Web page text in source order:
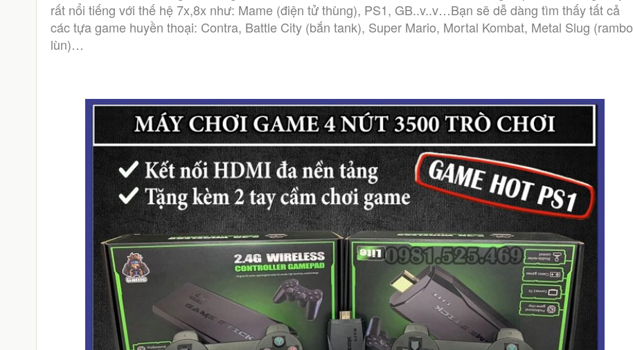
rất nổi tiếng với thế hệ 7x,8x như: Mame (điện tử thùng), PS1, GB..v..v…Bạn sẽ dễ dàng tìm thấy tất cả
các tựa game huyền thoại: Contra, Battle City (bắn tank), Super Mario, Mortal Kombat, Metal Slug (rambo
lùn)…